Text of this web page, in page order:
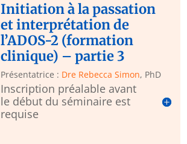
Initiation à la passation
et interprétation de
l’ADOS-2 (formation
clinique) – partie 3
Présentatrice : Dre Rebecca Simon, PhD
Inscription préalable avant
le début du séminaire est
requise